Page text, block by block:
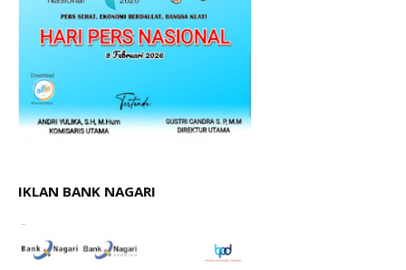
IKLAN BANK NAGARI